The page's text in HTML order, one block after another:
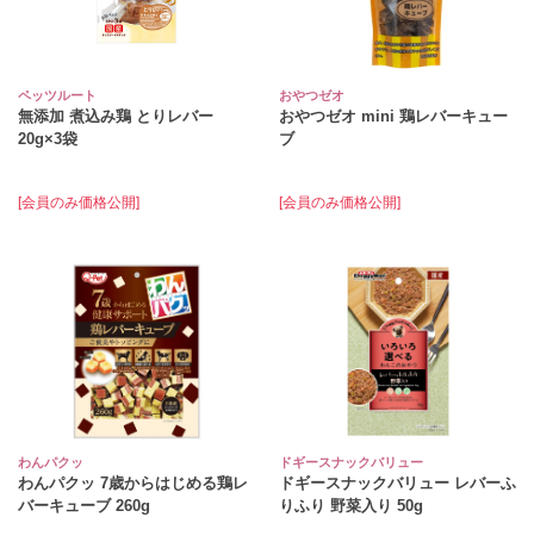
ペッツルート
無添加 煮込み鶏 とりレバー
20g×3袋
[会員のみ価格公開]
おやつゼオ
おやつゼオ mini 鶏レバーキュー
ブ
[会員のみ価格公開]
わんパクッ
わんパクッ 7歳からはじめる鶏レ
バーキューブ 260g
ドギースナックバリュー
ドギースナックバリュー レバーふ
りふり 野菜入り 50g